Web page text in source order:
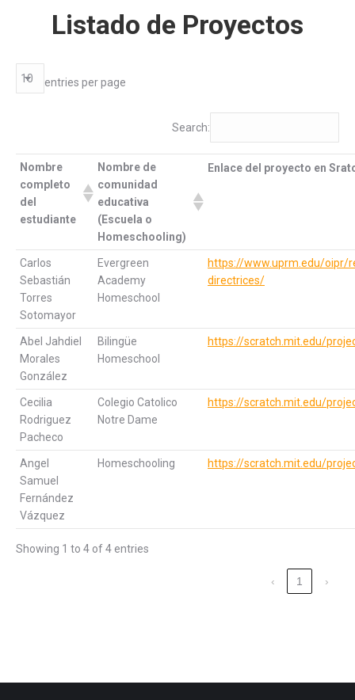
Listado de Proyectos
entries per page
Search:
Nombre
completo
del
estudiante
Nombre de
comunidad
educativa
(Escuela o
Homeschooling)
Enlace del proyecto en
Carlos
Sebastián
Torres
Sotomayor
Evergreen
Academy
Homeschool
https://www.uprm.edu/oipr/
directrices/
Abel Jahdiel
Morales
González
Bilingüe
Homeschool
https://scratch.mit.edu/
Cecilia
Rodriguez
Pacheco
Colegio Catolico
Notre Dame
https://scratch.mit.edu/
Angel
Samuel
Fernández
Vázquez
Homeschooling https://scratch.mit.edu/
Showing 1 to 4 of 4 entries
‹ 1 ›